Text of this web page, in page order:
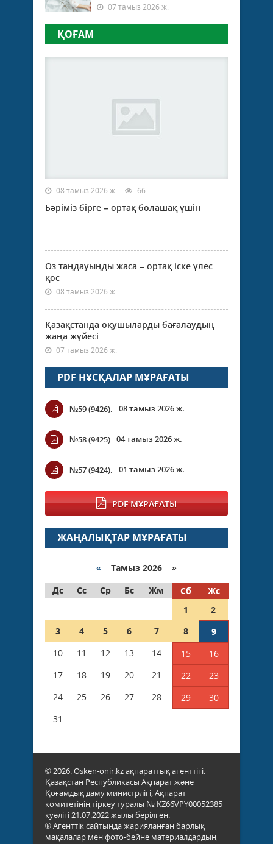
07 тамыз 2026 ж.
ҚОҒАМ
08 тамыз 2026 ж. 66
Бәріміз бірге – ортақ болашақ үшін
Өз таңдауыңды жаса – ортақ іске үлес
қос
08 тамыз 2026 ж.
Қазақстанда оқушыларды бағалаудың
жаңа жүйесі
07 тамыз 2026 ж.
PDF НҰСҚАЛАР МҰРАҒАТЫ
№59 (9426). 08 тамыз 2026 ж.
№58 (9425) 04 тамыз 2026 ж.
№57 (9424). 01 тамыз 2026 ж.
PDF МҰРАҒАТЫ
ЖАҢАЛЫҚТАР МҰРАҒАТЫ
« Тамыз 2026 »
Дс
Сс Ср Бс Жм Сб
Жс
1
2
3
4 5 6 7 8
9
10
11 12 13 14 15
16
17
18 19 20 21 22
23
24
25 26 27 28 29
30
31
© 2026. Osken-onir.kz ақпараттық агенттігі.
Қазақстан Республикасы Ақпарат және
Қоғамдық даму министрлігі, Ақпарат
комитетінің тіркеу туралы № KZ66VPY00052385
куәлігі 21.07.2022 жылы берілген.
® Агенттік сайтында жарияланған барлық
мақалалар мен фото-бейне материалдардың